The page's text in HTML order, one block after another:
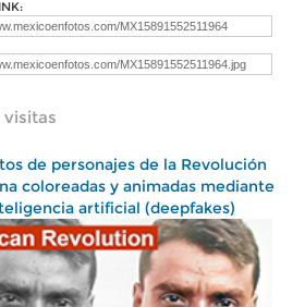
visitas
de personajes de la Revolución
coloreadas y animadas mediante
artificial (deepfakes)